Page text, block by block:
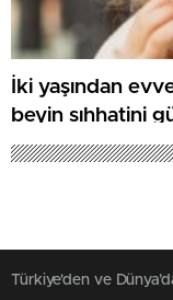
İki yaşından
beyin sıhhatini
Türkiye'den ve